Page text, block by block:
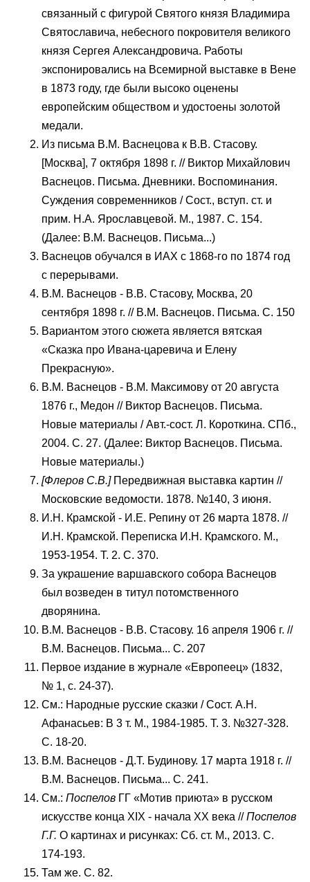
связанный с фигурой Святого князя Владимира
Святославича, небесного покровителя великого
князя Сергея Александровича. Работы
экспонировались на Всемирной выставке в Вене
в 1873 году, где были высоко оценены
европейским обществом и удостоены золотой
медали.
Из письма В.М. Васнецова к В.В. Стасову.
[Москва], 7 октября 1898 г. // Виктор Михайлович
Васнецов. Письма. Дневники. Воспоминания.
Суждения современников / Сост., вступ. ст. и
прим. Н.А. Ярославцевой. М., 1987. С. 154.
(Далее: В.М. Васнецов. Письма...)
Васнецов обучался в ИАХ с 1868-го по 1874 год
с перерывами.
В.М. Васнецов - В.В. Стасову, Москва, 20
сентября 1898 г. // В.М. Васнецов. Письма. С. 150
Вариантом этого сюжета является вятская
«Сказка про Ивана-царевича и Елену
Прекрасную».
В.М. Васнецов - В.М. Максимову от 20 августа
1876 г., Медон // Виктор Васнецов. Письма.
Новые материалы / Авт.-сост. Л. Короткина. СПб.,
2004. С. 27. (Далее: Виктор Васнецов. Письма.
Новые материалы.)
[Флеров С.В.]Передвижная выставка картин //
Московские ведомости. 1878. №140, 3 июня.
И.Н. Крамской - И.Е. Репину от 26 марта 1878. //
И.Н. Крамской. Переписка И.Н. Крамского. М.,
1953-1954. Т. 2. С. 370.
За украшение варшавского собора Васнецов
был возведен в титул потомственного
дворянина.
В.М. Васнецов - В.В. Стасову. 16 апреля 1906 г. //
В.М. Васнецов. Письма... С. 207
Первое издание в журнале «Европеец» (1832,
№ 1, с. 24-37).
См.: Народные русские сказки / Сост. А.Н.
Афанасьев: В 3 т. М., 1984-1985. Т. 3. №327-328.
С. 18-20.
В.М. Васнецов - Д.Т. Будинову. 17 марта 1918 г. //
В.М. Васнецов. Письма... С. 241.
См.: Поспелов ГГ «Мотив приюта» в русском
искусстве конца XIX - начала XX века //Поспелов
Г.Г. О картинах и рисунках: Сб. ст. М., 2013. С.
174-193.
Там же. С. 82.